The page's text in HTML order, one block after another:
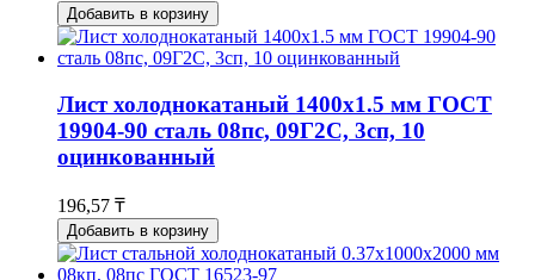
Добавить в корзину
Лист холоднокатаный 1400x1.5 мм ГОСТ
19904-90 сталь 08пс, 09Г2С, 3сп, 10
оцинкованный
196,57 ₸
Добавить в корзину